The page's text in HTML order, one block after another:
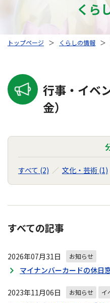
くら
トップページ ＞ くらしの情報 ＞
行事・イベ
金）
すべて (2) 文化・芸術 (1)
すべての記事
2026年07月31日 お知らせ
マイナンバーカードの休日
2023年11月06日 お知らせ イ